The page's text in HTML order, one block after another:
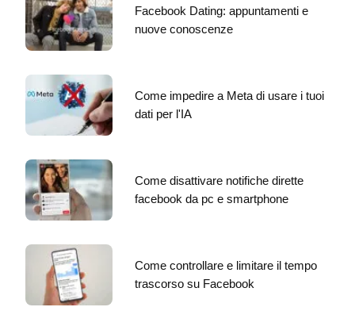
Facebook Dating: appuntamenti e
nuove conoscenze
Come impedire a Meta di usare i tuoi
dati per l'IA
Come disattivare notifiche dirette
facebook da pc e smartphone
Come controllare e limitare il tempo
trascorso su Facebook